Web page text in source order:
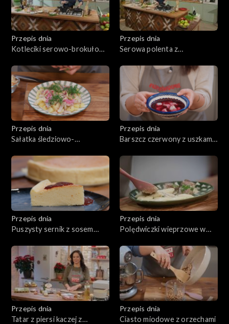
Przepis dnia
Kotleciki serowo-brokułowe
Przepis dnia
Serowa polenta z
Przepis dnia
Sałatka śledziowo-
Przepis dnia
Barszcz czerwony z uszkami
Przepis dnia
Puszysty sernik z sosem
Przepis dnia
Polędwiczki wieprzowe w
kopytkami
Przepis dnia
Tatar z piersi kaczej z
Przepis dnia
Ciasto miodowe z orzechami